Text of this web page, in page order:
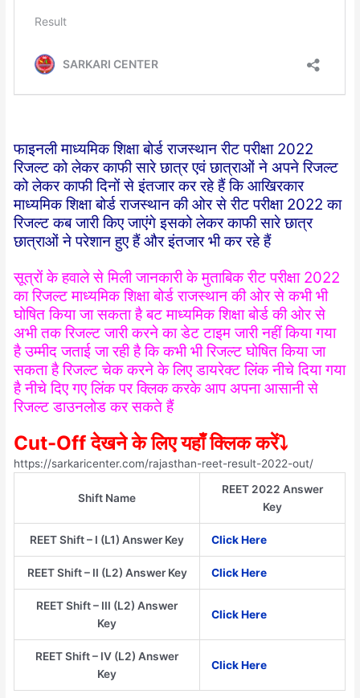
फाइनली माध्यमिक शिक्षा बोर्ड राजस्थान रीट परीक्षा 2022
रिजल्ट को लेकर काफी सारे छात्र एवं छात्राओं ने अपने रिजल्ट
को लेकर काफी दिनों से इंतजार कर रहे हैं कि आखिरकार
माध्यमिक शिक्षा बोर्ड राजस्थान की ओर से रीट परीक्षा 2022 का
रिजल्ट कब जारी किए जाएंगे इसको लेकर काफी सारे छात्र
छात्राओं ने परेशान हुए हैं और इंतजार भी कर रहे हैं
सूत्रों के हवाले से मिली जानकारी के मुताबिक रीट परीक्षा 2022
का रिजल्ट माध्यमिक शिक्षा बोर्ड राजस्थान की ओर से कभी भी
घोषित किया जा सकता है बट माध्यमिक शिक्षा बोर्ड की ओर से
अभी तक रिजल्ट जारी करने का डेट टाइम जारी नहीं किया गया
है उम्मीद जताई जा रही है कि कभी भी रिजल्ट घोषित किया जा
सकता है रिजल्ट चेक करने के लिए डायरेक्ट लिंक नीचे दिया गया
है नीचे दिए गए लिंक पर क्लिक करके आप अपना आसानी से
रिजल्ट डाउनलोड कर सकते हैं
Cut-Off देखने के लिए यहाँ क्लिक करें⤵️
https://sarkaricenter.com/rajasthan-reet-result-2022-out/
Shift Name
REET 2022 Answer
Key
REET Shift – I (L1) Answer Key Click Here
REET Shift – II (L2) Answer Key Click Here
REET Shift – III (L2) Answer
Key
Click Here
REET Shift – IV (L2) Answer
Key
Click Here